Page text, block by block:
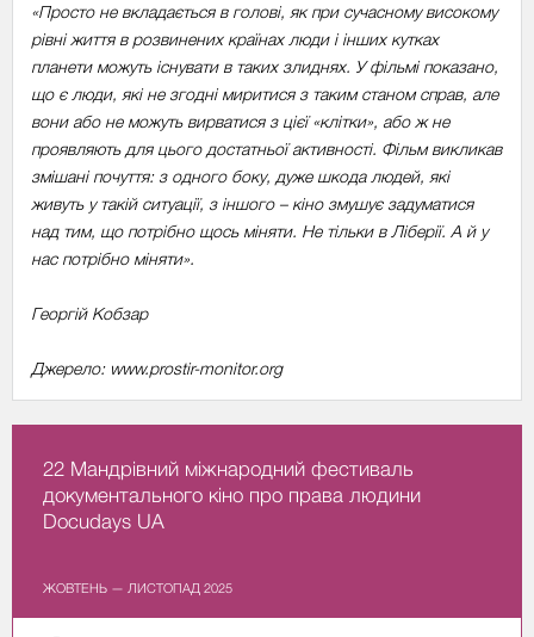
«Просто не вкладається в голові, як при сучасному високому
рівні життя в розвинених країнах люди і інших кутках
планети можуть існувати в таких злиднях. У фільмі показано,
що є люди, які не згодні миритися з таким станом справ, але
вони або не можуть вирватися з цієї «клітки», або ж не
проявляють для цього достатньої активності. Фільм викликав
змішані почуття: з одного боку, дуже шкода людей, які
живуть у такій ситуації, з іншого – кіно змушує задуматися
над тим, що потрібно щось міняти. Не тільки в Ліберії. А й у
нас потрібно міняти».
Георгій Кобзар
Джерело: www.prostir-monitor.org
22 Мандрівний міжнародний фестиваль
документального кіно про права людини
Docudays UA
ЖОВТЕНЬ — ЛИСТОПАД 2025